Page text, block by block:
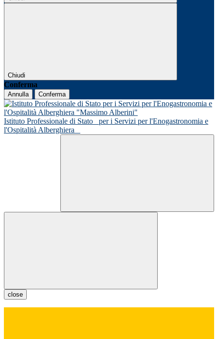
Chiudi
Conferma
Annulla Conferma
Istituto Professionale di Stato
per i Servizi per l'Enogastronomia e
l'Ospitalità Alberghiera
close